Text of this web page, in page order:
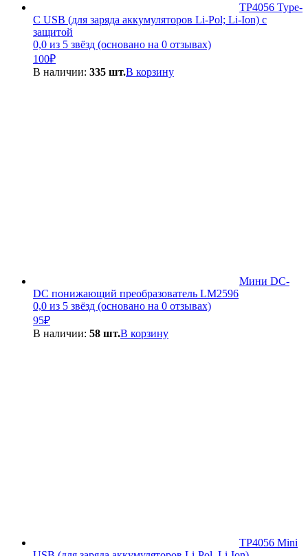
TP4056 Type-
C USB (для заряда аккумуляторов Li-Pol; Li-Ion) с
защитой
0,0 из 5 звёзд (основано на 0 отзывах)
100₽
В наличии: 335 шт.В корзину
Мини DC-
DC понижающий преобразователь LM2596
0,0 из 5 звёзд (основано на 0 отзывах)
95₽
В наличии: 58 шт.В корзину
TP4056 Mini